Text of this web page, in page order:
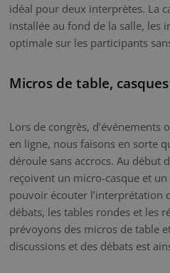
idéal pour deux interprètes. La
installée au fond de la salle, les
optimale sur les participants
Micros de table,
Lors de congrès, d’événements
en ligne, nous faisons en sorte
déroule sans accrocs. Au début
reçoivent un micro-casque et
pouvoir écouter l’interprétation
débats, les tables rondes et les
prévoyons des micros de table
discussions et des débats est